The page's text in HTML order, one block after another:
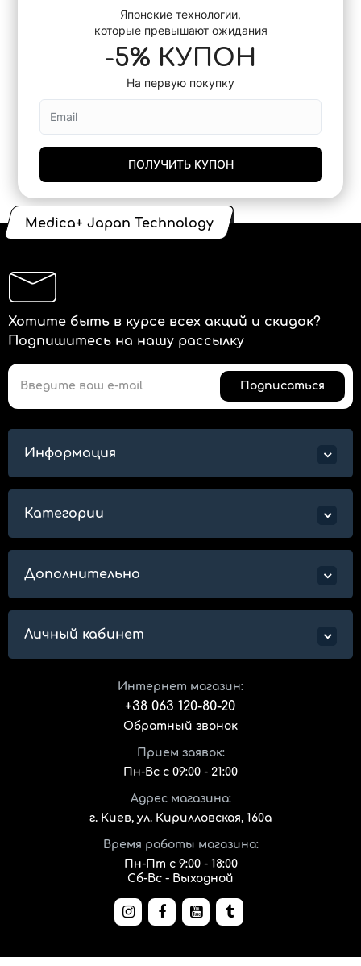
Японские технологии,
которые превышают ожидания
-5% КУПОН
На первую покупку
ПОЛУЧИТЬ КУПОН
Medica+ Japan Technology
Хотите быть в курсе всех акций и скидок?
Подпишитесь на нашу рассылку
Подписаться
Информация
Категории
Дополнительно
Личный кабинет
Интернет магазин:
+38 063 120-80-20
Обратный звонок
Прием заявок:
Пн-Вс с 09:00 - 21:00
Адрес магазина:
г. Киев, ул. Кирилловская, 160а
Время работы магазина:
Пн-Пт с 9:00 - 18:00
Сб-Вс - Выходной